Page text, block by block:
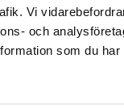
Vi
och
som du